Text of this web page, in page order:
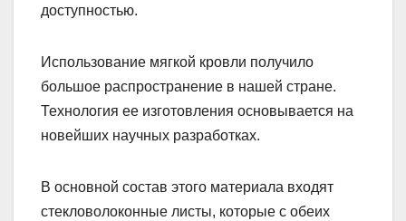
доступностью.
Использование мягкой кровли получило
большое распространение в нашей стране.
Технология ее изготовления основывается на
новейших научных разработках.
В основной состав этого материала входят
стекловолоконные листы, которые с обеих